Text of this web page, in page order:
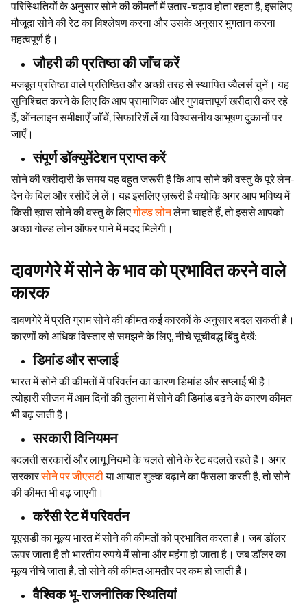
परिस्थितियों के अनुसार सोने की कीमतों में उतार-चढ़ाव होता रहता है, इसलिए
मौजूदा सोने की रेट का विश्लेषण करना और उसके अनुसार भुगतान करना
महत्वपूर्ण है।
जौहरी की प्रतिष्ठा की जाँच करें
मजबूत प्रतिष्ठा वाले प्रतिष्ठित और अच्छी तरह से स्थापित ज्वैलर्स चुनें। यह
सुनिश्चित करने के लिए कि आप प्रामाणिक और गुणवत्तापूर्ण खरीदारी कर रहे
हैं, ऑनलाइन समीक्षाएँ जाँचें, सिफारिशें लें या विश्वसनीय आभूषण दुकानों पर
जाएँ।
संपूर्ण डॉक्युमेंटेशन प्राप्त करें
सोने की खरीदारी के समय यह बहुत जरूरी है कि आप सोने की वस्तु के पूरे लेन-
देन के बिल और रसीदें ले लें। यह इसलिए ज़रूरी है क्योंकि अगर आप भविष्य में
किसी ख़ास सोने की वस्तु के लिएगोल्ड लोनलेना चाहते हैं, तो इससे आपको
अच्छा गोल्ड लोन ऑफर पाने में मदद मिलेगी।
दावणगेरे में सोने के भाव को प्रभावित करने वाले
कारक
दावणगेरे में प्रति ग्राम सोने की कीमत कई कारकों के अनुसार बदल सकती है।
कारणों को अधिक विस्तार से समझने के लिए, नीचे सूचीबद्ध बिंदु देखें:
डिमांड और सप्लाई
भारत में सोने की कीमतों में परिवर्तन का कारण डिमांड और सप्लाई भी है।
त्योहारी सीजन में आम दिनों की तुलना में सोने की डिमांड बढ़ने के कारण कीमत
भी बढ़ जाती है।
सरकारी विनियमन
बदलती सरकारों और लागू नियमों के चलते सोने के रेट बदलते रहते हैं। अगर
सरकारसोने पर जीएसटीया आयात शुल्क बढ़ाने का फैसला करती है, तो सोने
की कीमत भी बढ़ जाएगी।
करेंसी रेट में परिवर्तन
यूएसडी का मूल्य भारत में सोने की कीमतों को प्रभावित करता है। जब डॉलर
ऊपर जाता है तो भारतीय रुपये में सोना और महंगा हो जाता है। जब डॉलर का
मूल्य नीचे जाता है, तो सोने की कीमत आमतौर पर कम हो जाती हैं।
वैश्विक भू-राजनीतिक स्थितियां